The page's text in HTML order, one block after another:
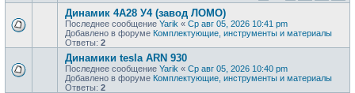
Динамик 4А28 У4 (завод ЛОМО)
Последнее сообщение Yarik « Ср авг 05, 2026 10:41 pm
Добавлено в форуме Комплектующие, инструменты и материалы
Ответы: 2
Динамики tesla ARN 930
Последнее сообщение Yarik « Ср авг 05, 2026 10:40 pm
Добавлено в форуме Комплектующие, инструменты и материалы
Ответы: 2